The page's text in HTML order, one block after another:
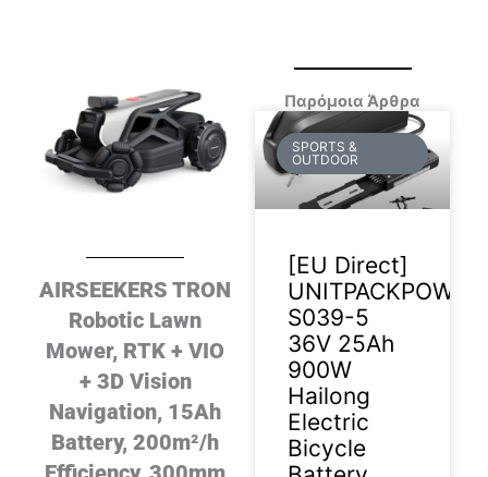
AIRSEEKERS TRON
Robotic Lawn
Mower, RTK + VIO
+ 3D Vision
Navigation, 15Ah
Battery, 200m²/h
Παρόμοια Άρθρα
SPORTS &
OUTDOOR
[EU Direct]
UNITPACKPOWER
S039-5
36V 25Ah
900W
Hailong
Electric
Bicycle